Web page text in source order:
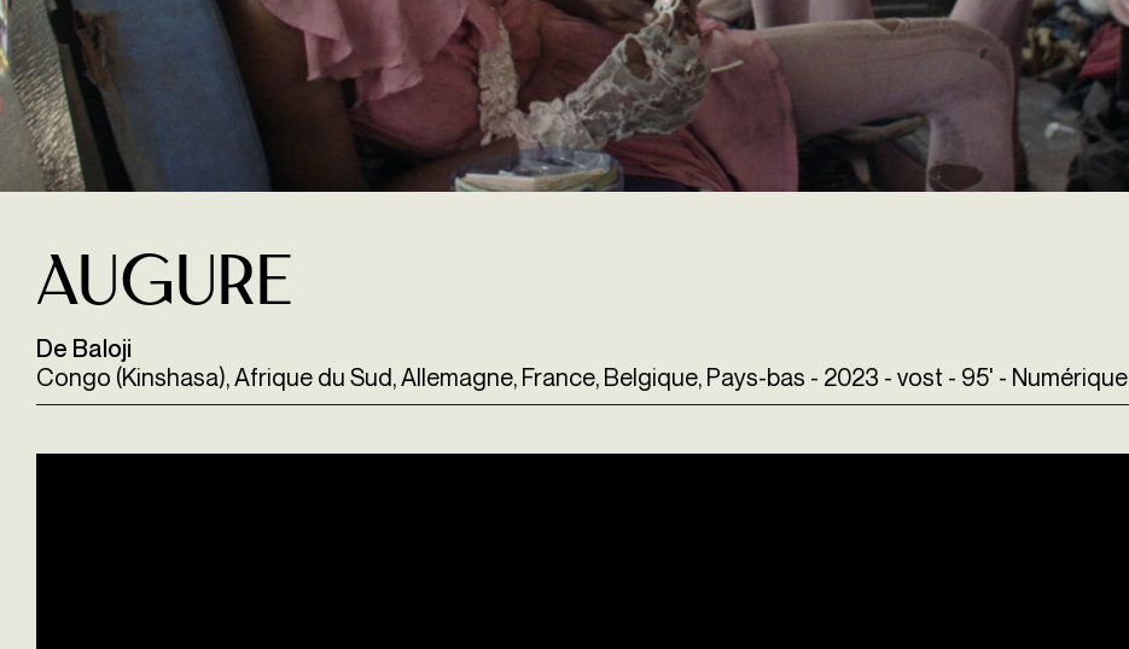
Augure
De Baloji
Congo (Kinshasa), Afrique du Sud, Allemagne, France, Belgique, Pays-bas - 2023 - vost - 95' - Numérique